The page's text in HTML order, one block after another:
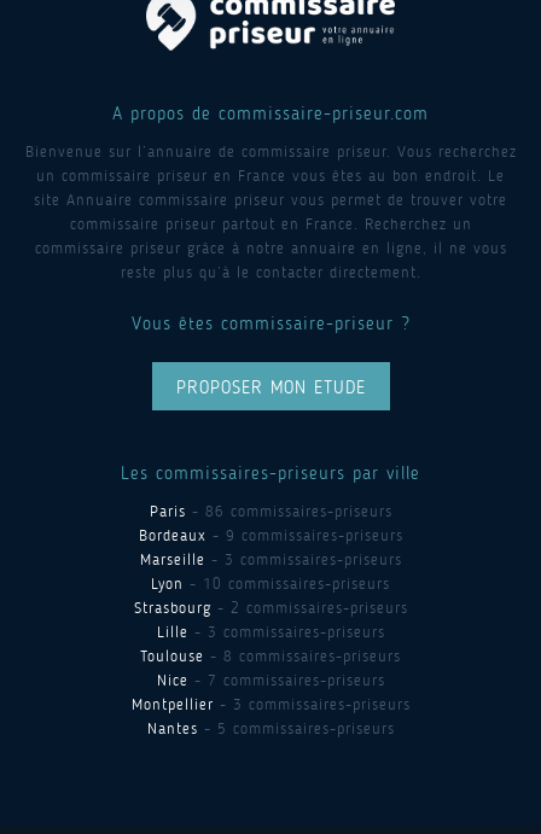
A propos de commissaire-priseur.com
Bienvenue sur l’annuaire de commissaire priseur. Vous recherchez
un commissaire priseur en France vous êtes au bon endroit. Le
site Annuaire commissaire priseur vous permet de trouver votre
commissaire priseur partout en France. Recherchez un
commissaire priseur grâce à notre annuaire en ligne, il ne vous
reste plus qu’à le contacter directement.
Vous êtes commissaire-priseur ?
PROPOSER MON ETUDE
Les commissaires-priseurs par ville
Paris - 86 commissaires-priseurs
Bordeaux - 9 commissaires-priseurs
Marseille - 3 commissaires-priseurs
Lyon - 10 commissaires-priseurs
Strasbourg - 2 commissaires-priseurs
Lille - 3 commissaires-priseurs
Toulouse - 8 commissaires-priseurs
Nice - 7 commissaires-priseurs
Montpellier - 3 commissaires-priseurs
Nantes - 5 commissaires-priseurs